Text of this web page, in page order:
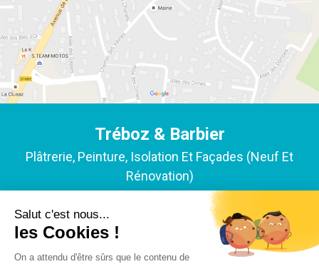
Tréboz & Barbier
Plâtrerie, Peinture, Isolation Et Façades (neuf Et
Rénovation)
ACCUEIL NOTRE EXPERTISE
NOS RÉALISATIONS
Y-PROXIMITÉ